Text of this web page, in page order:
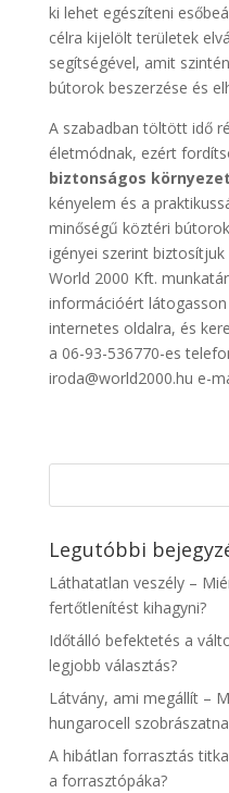
ki lehet egészíteni
célra kijelölt területek
segítségével, amit
bútorok beszerzése és
A szabadban töltött idő
életmódnak, ezért
biztonságos környezet
kényelem és a
minőségű köztéri
igényei szerint
World 2000 Kft.
információért látogasson
internetes oldalra, és
a 06-93-536770-es
iroda@world2000.hu e-
Legutóbbi
Láthatatlan veszély –
fertőtlenítést kihagyni?
Időtálló befektetés a
legjobb választás?
Látvány, ami megállít –
hungarocell
A hibátlan forrasztás
a forrasztópáka?